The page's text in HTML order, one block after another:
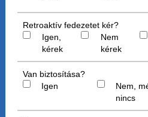
Retroaktív fedezetet kér?
Igen,
kérek
Nem
kérek
Van biztosítása?
Igen
Nem,
nincs